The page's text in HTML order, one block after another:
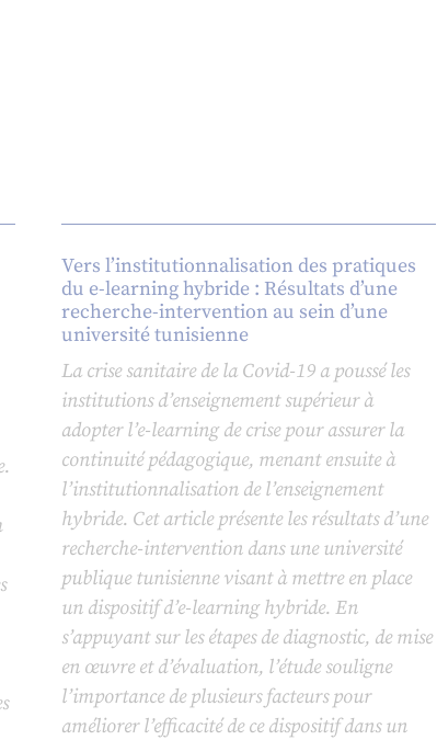
Vers l’institutionnalisation des pratiques
du e-learning hybride : Résultats d’une
recherche-intervention au sein d’une
université tunisienne
La crise sanitaire de la Covid-19 a poussé les
institutions d’enseignement supérieur à
adopter l’e-learning de crise pour assurer la
continuité pédagogique, menant ensuite à
l’institutionnalisation de l’enseignement
hybride. Cet article présente les résultats d’une
recherche-intervention dans une université
publique tunisienne visant à mettre en place
un dispositif d’e-learning hybride. En
s’appuyant sur les étapes de diagnostic, de mise
en œuvre et d’évaluation, l’étude souligne
l’importance de plusieurs facteurs pour
améliorer l’efficacité de ce dispositif dans un